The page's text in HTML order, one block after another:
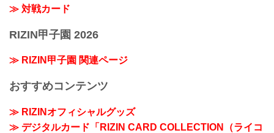
≫ 対戦カード
RIZIN甲子園 2026
≫ RIZIN甲子園 関連ページ
おすすめコンテンツ
≫ RIZINオフィシャルグッズ
≫ デジタルカード「RIZIN CARD COLLECTION（ライコ